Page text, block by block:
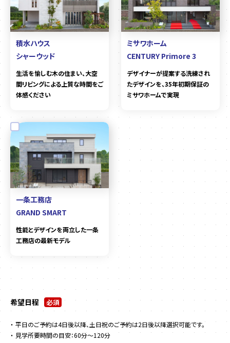
積水ハウス
シャーウッド
生活を愉しむ木の住まい、大空
間リビングによる上質な時間をご
体感ください
ミサワホーム
CENTURY Primore 3
デザイナーが提案する洗練され
たデザインを、35年初期保証の
ミサワホームで実現
一条工務店
GRAND SMART
性能とデザインを両立した一条
工務店の最新モデル
希望日程 必須
平日のご予約は4日後以降、土日祝のご予約は2日後以降選択可能です。
見学所要時間の目安：60分～120分